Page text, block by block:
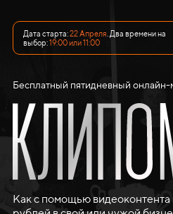
Дата старта:22 Апреля . Два времени на
выбор:19:00 или 11:00
Бесплатный пятидневный
Как с помощью видеоконтента